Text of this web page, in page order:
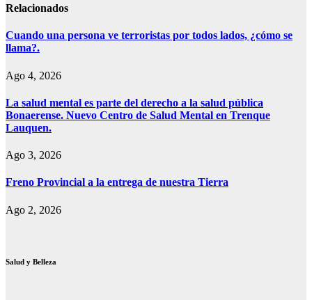
Relacionados
Cuando una persona ve terroristas por todos lados, ¿cómo se
llama?.
Ago 4, 2026
La salud mental es parte del derecho a la salud pública
Bonaerense. Nuevo Centro de Salud Mental en Trenque
Lauquen.
Ago 3, 2026
Freno Provincial a la entrega de nuestra Tierra
Ago 2, 2026
Salud y Belleza